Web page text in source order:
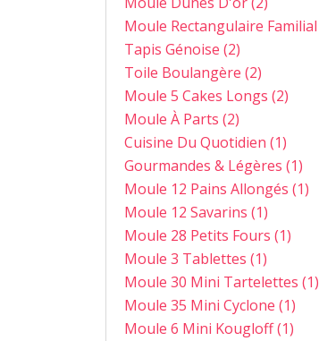
Moule Rectangulaire Familial
Tapis Génoise (2)
Toile Boulangère (2)
Moule 5 Cakes Longs (2)
Moule À Parts (2)
Cuisine Du Quotidien (1)
Gourmandes & Légères (1)
Moule 12 Pains Allongés (1)
Moule 12 Savarins (1)
Moule 28 Petits Fours (1)
Moule 3 Tablettes (1)
Moule 30 Mini Tartelettes (1)
Moule 35 Mini Cyclone (1)
Moule 6 Mini Kougloff(1)